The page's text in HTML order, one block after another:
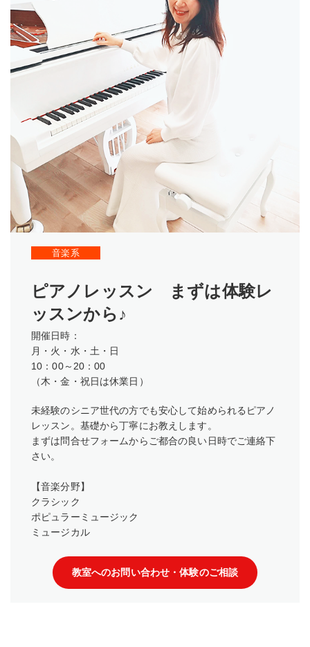
音楽系
ピアノレッスン まずは体験レ
ッスンから♪
開催日時：
月・火・水・土・日
10：00～20：00
（木・金・祝日は休業日）
未経験のシニア世代の方でも安心して始められるピアノ
レッスン。基礎から丁寧にお教えします。
まずは問合せフォームからご都合の良い日時でご連絡下
さい。
【音楽分野】
クラシック
ポピュラーミュージック
ミュージカル
教室へのお問い合わせ・体験のご相談